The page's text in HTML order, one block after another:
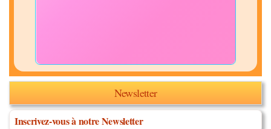
Newsletter
Inscrivez-vous à notre Newsletter